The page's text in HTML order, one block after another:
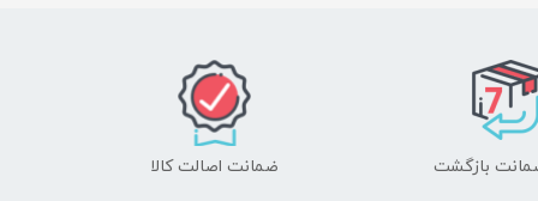
ضمانت اصالت کالا